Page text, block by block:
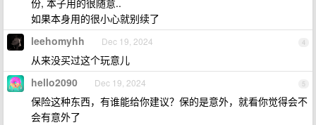
份, 本子用的很随意..
如果本身用的很小心就别续了
4
leehomyhh Dec 19, 2024
从来没买过这个玩意儿
5
hello2090 Dec 19, 2024
保险这种东西，有谁能给你建议？保的是意外，就看你觉得会不
会有意外了